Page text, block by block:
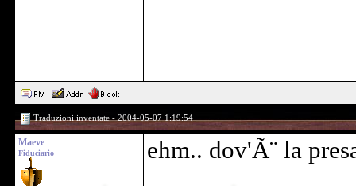
Traduzioni inventate - 2004-05-07 1:19:54
Maeve
Fiduciario ehm.. dov'Ã¨ la